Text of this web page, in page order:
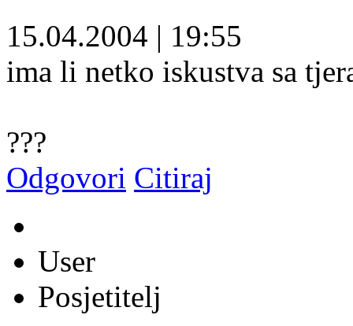
15.04.2004 | 19:55
ima li netko iskustva sa
???
Odgovori Citiraj
User
Posjetitelj